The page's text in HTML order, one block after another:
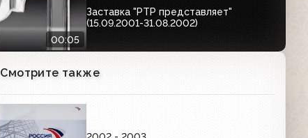
00:05
Заставка "РТР представляет"
(15.09.2001-31.08.2002)
00:05
2002)
Смотрите также